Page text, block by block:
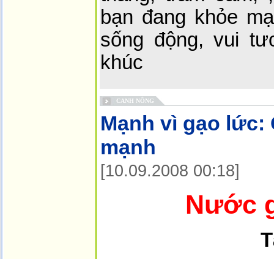
bạn đang khỏe
sống động, vui
khúc
CANH NÔNG
Mạnh vì gạo lức:
mạnh
[10.09.2008 00:18]
Nước